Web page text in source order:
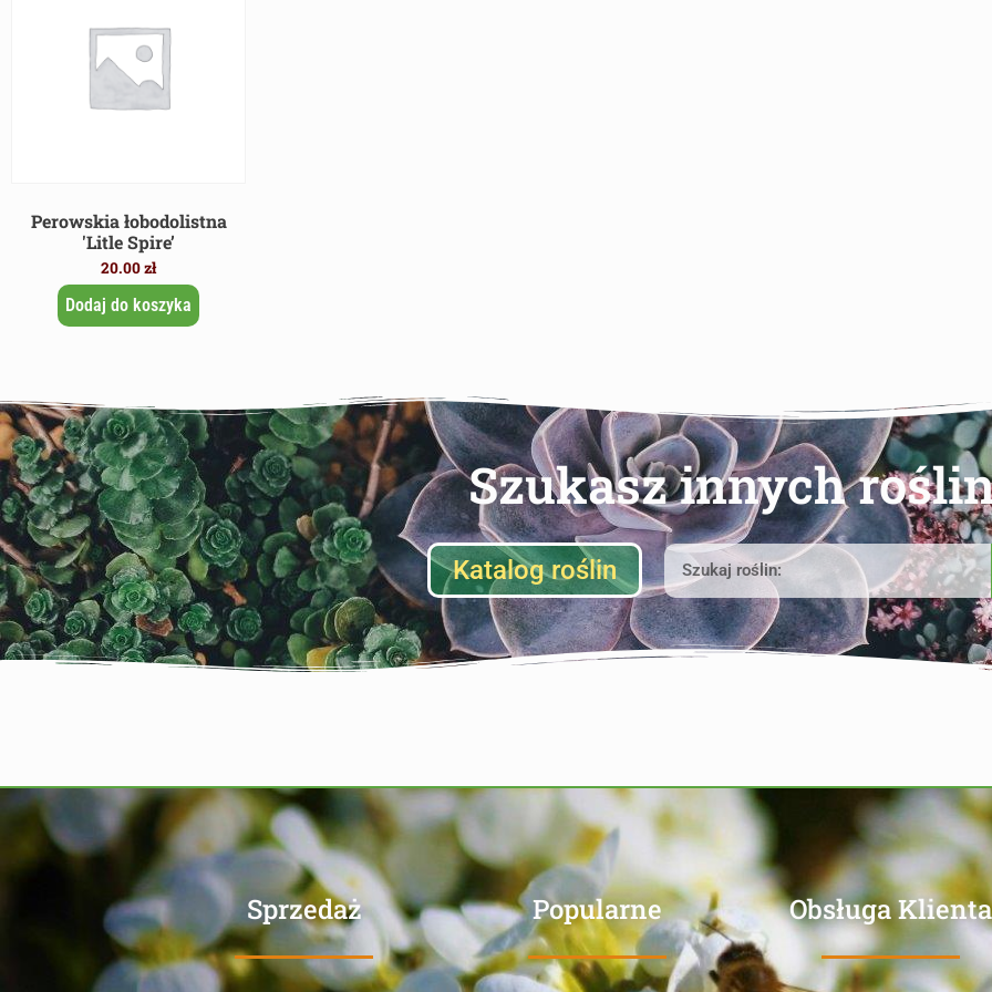
Perowskia łobodolistna
'Litle Spire’
20.00zł
Dodaj do koszyka
Szukasz innych
Katalog roślin
Sprzedaż Popularne Obsługa Klienta